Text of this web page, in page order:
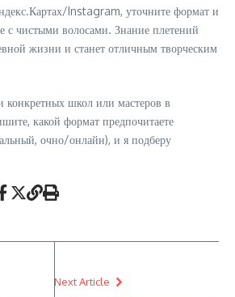
Instagram, уточните формат и
с чистыми волосами. Знание плетений
жизни и станет отличным творческим
школ или мастеров в
какой формат предпочитаете
очно/онлайн), и я подберу
Next Article